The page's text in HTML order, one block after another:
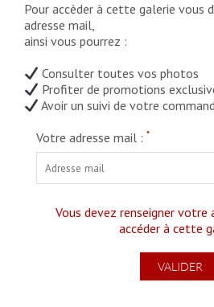
Pour accèder à cette galerie vous
adresse mail,
ainsi vous pourrez :
Consulter toutes vos photos
Profiter de promotions
Avoir un suivi de votre
Votre adresse mail : *
Vous devez renseigner votre
accéder à cette